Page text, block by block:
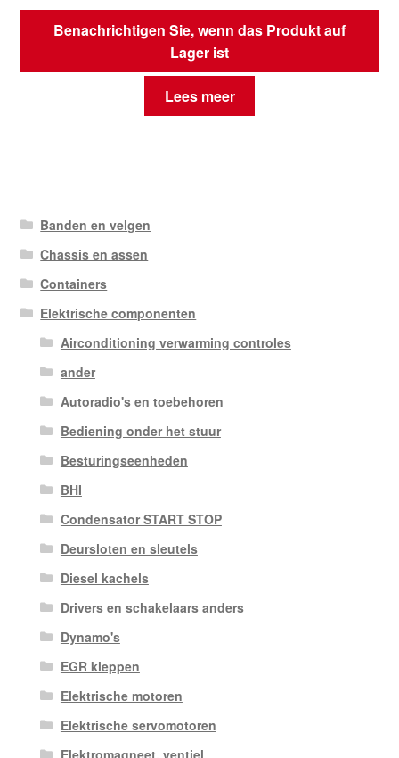
Benachrichtigen Sie, wenn das Produkt auf
Lager ist
Lees meer
Banden en velgen
Chassis en assen
Containers
Elektrische componenten
Airconditioning verwarming controles
ander
Autoradio's en toebehoren
Bediening onder het stuur
Besturingseenheden
BHI
Condensator START STOP
Deursloten en sleutels
Diesel kachels
Drivers en schakelaars anders
Dynamo's
EGR kleppen
Elektrische motoren
Elektrische servomotoren
Elektromagneet. ventiel